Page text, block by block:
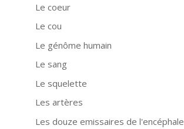
Le coeur
Le cou
Le génôme humain
Le sang
Le squelette
Les artères
Les douze emissaires de l'encéphale